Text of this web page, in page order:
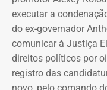
executar a
do ex-governador
comunicar à Justiça
direitos políticos por
registro das